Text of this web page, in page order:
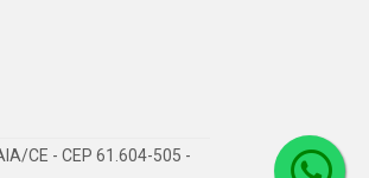
CE - CEP 61.604-505 -